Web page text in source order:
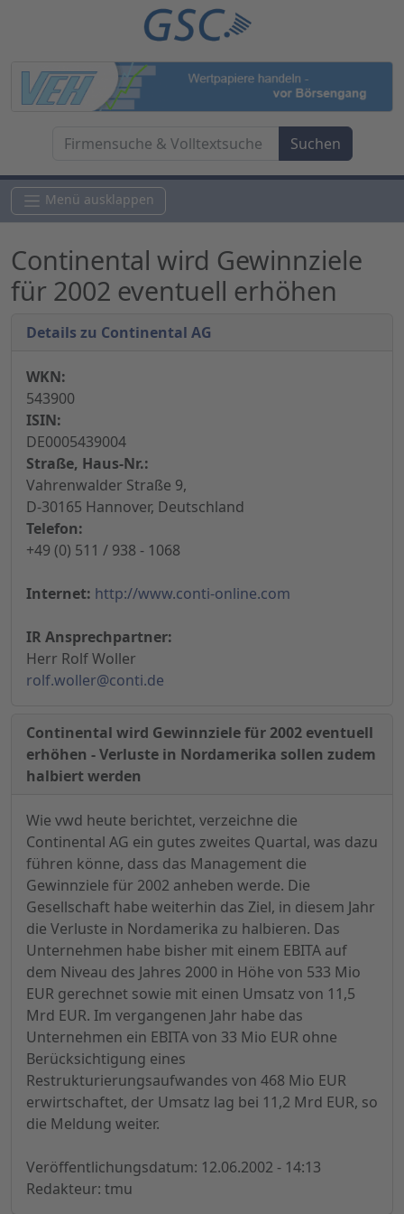
Menü ausklappen
Continental wird Gewinnziele
für 2002 eventuell erhöhen
Details zu Continental AG
WKN:
543900
ISIN:
DE0005439004
Straße, Haus-Nr.:
Vahrenwalder Straße 9,
D-30165 Hannover, Deutschland
Telefon:
+49 (0) 511 / 938 - 1068
Internet: http://www.conti-online.com
IR Ansprechpartner:
Herr Rolf Woller
rolf.woller@conti.de
Continental wird Gewinnziele für 2002 eventuell
erhöhen - Verluste in Nordamerika sollen zudem
halbiert werden
Wie vwd heute berichtet, verzeichne die
Continental AG ein gutes zweites Quartal, was dazu
führen könne, dass das Management die
Gewinnziele für 2002 anheben werde. Die
Gesellschaft habe weiterhin das Ziel, in diesem Jahr
die Verluste in Nordamerika zu halbieren. Das
Unternehmen habe bisher mit einem EBITA auf
dem Niveau des Jahres 2000 in Höhe von 533 Mio
EUR gerechnet sowie mit einen Umsatz von 11,5
Mrd EUR. Im vergangenen Jahr habe das
Unternehmen ein EBITA von 33 Mio EUR ohne
Berücksichtigung eines
Restrukturierungsaufwandes von 468 Mio EUR
erwirtschaftet, der Umsatz lag bei 11,2 Mrd EUR, so
die Meldung weiter.
Veröffentlichungsdatum: 12.06.2002 - 14:13
Redakteur: tmu